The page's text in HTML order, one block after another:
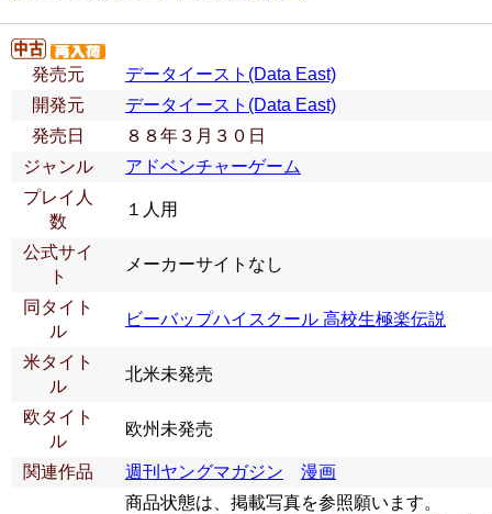
発売元
データイースト(Data East)
開発元
データイースト(Data East)
発売日
８８年３月３０日
ジャンル
アドベンチャーゲーム
プレイ人
数
１人用
公式サイ
ト
メーカーサイトなし
同タイト
ル
ビーバップハイスクール 高校生極楽伝説
米タイト
ル
北米未発売
欧タイト
ル
欧州未発売
関連作品 週刊ヤングマガジン 漫画
商品状態は、掲載写真を参照願います。